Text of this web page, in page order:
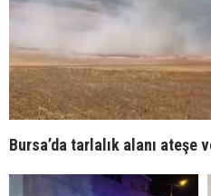
Bursa’da tarlalık alanı ateşe